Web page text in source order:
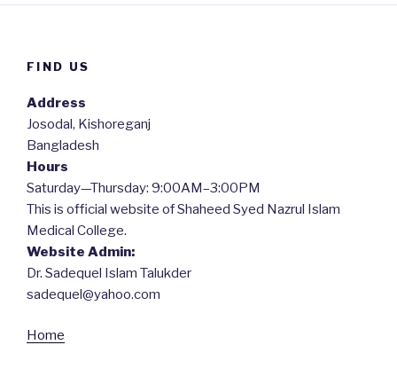
FIND US
Address
Josodal, Kishoreganj
Bangladesh
Hours
Saturday—Thursday: 9:00AM–3:00PM
This is official website of Shaheed Syed Nazrul Islam
Medical College.
Website Admin:
Dr. Sadequel Islam Talukder
sadequel@yahoo.com
Home